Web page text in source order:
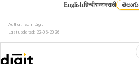
Englishहिन्दीবাংলাमराठी తెలుగు
Author: Team Digit
Last updated: 22-05-2026